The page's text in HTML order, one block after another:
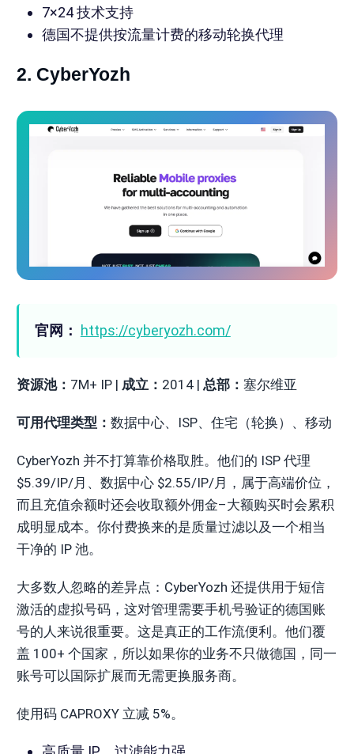
7×24 技术支持
德国不提供按流量计费的移动轮换代理
2. CyberYozh
官网： https://cyberyozh.com/
资源池： 7M+ IP | 成立： 2014 | 总部： 塞尔维亚
可用代理类型： 数据中心、ISP、住宅（轮换）、移动
CyberYozh 并不打算靠价格取胜。他们的 ISP 代理
$5.39/IP/月、数据中心 $2.55/IP/月，属于高端价位，
而且充值余额时还会收取额外佣金–大额购买时会累积
成明显成本。你付费换来的是质量过滤以及一个相当
干净的 IP 池。
大多数人忽略的差异点：CyberYozh 还提供用于短信
激活的虚拟号码，这对管理需要手机号验证的德国账
号的人来说很重要。这是真正的工作流便利。他们覆
盖 100+ 个国家，所以如果你的业务不只做德国，同一
账号可以国际扩展而无需更换服务商。
使用码 CAPROXY 立减 5%。